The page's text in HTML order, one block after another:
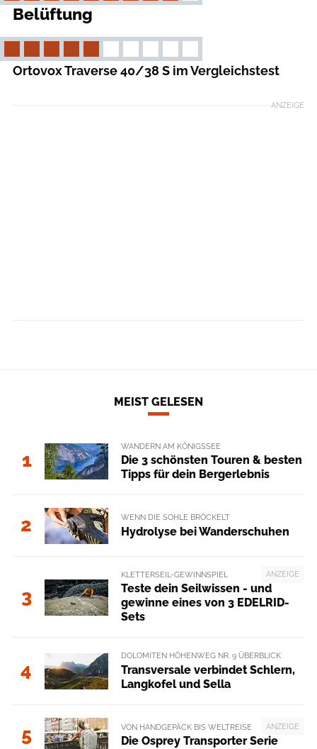
Belüftung
Ortovox Traverse 40/38 S im Vergleichstest
ANZEIGE
MEIST GELESEN
1
WANDERN AM KÖNIGSSEE
Die 3 schönsten Touren & besten
Tipps für dein Bergerlebnis
2 WENN DIE SOHLE BRÖCKELT
Hydrolyse bei Wanderschuhen
3
ANZEIGE
KLETTERSEIL-GEWINNSPIEL
Teste dein Seilwissen - und
gewinne eines von 3 EDELRID-
Sets
4
DOLOMITEN HÖHENWEG NR. 9 ÜBERBLICK
Transversale verbindet Schlern,
Langkofel und Sella
5 ANZEIGE
VON HANDGEPÄCK BIS WELTREISE
Die Osprey Transporter Serie